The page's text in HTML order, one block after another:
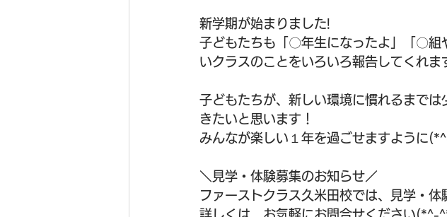
新学期が始まりました!
子どもたちも「〇年生になったよ」「〇
いクラスのことをいろいろ報告してくれ
子どもたちが、新しい環境に慣れるまで
きたいと思います！
みんなが楽しい１年を過ごせますように
＼見学・体験募集のお知らせ／
ファーストクラス久米田校では、見学・体
詳しくは、お気軽にお問合せください(*^-